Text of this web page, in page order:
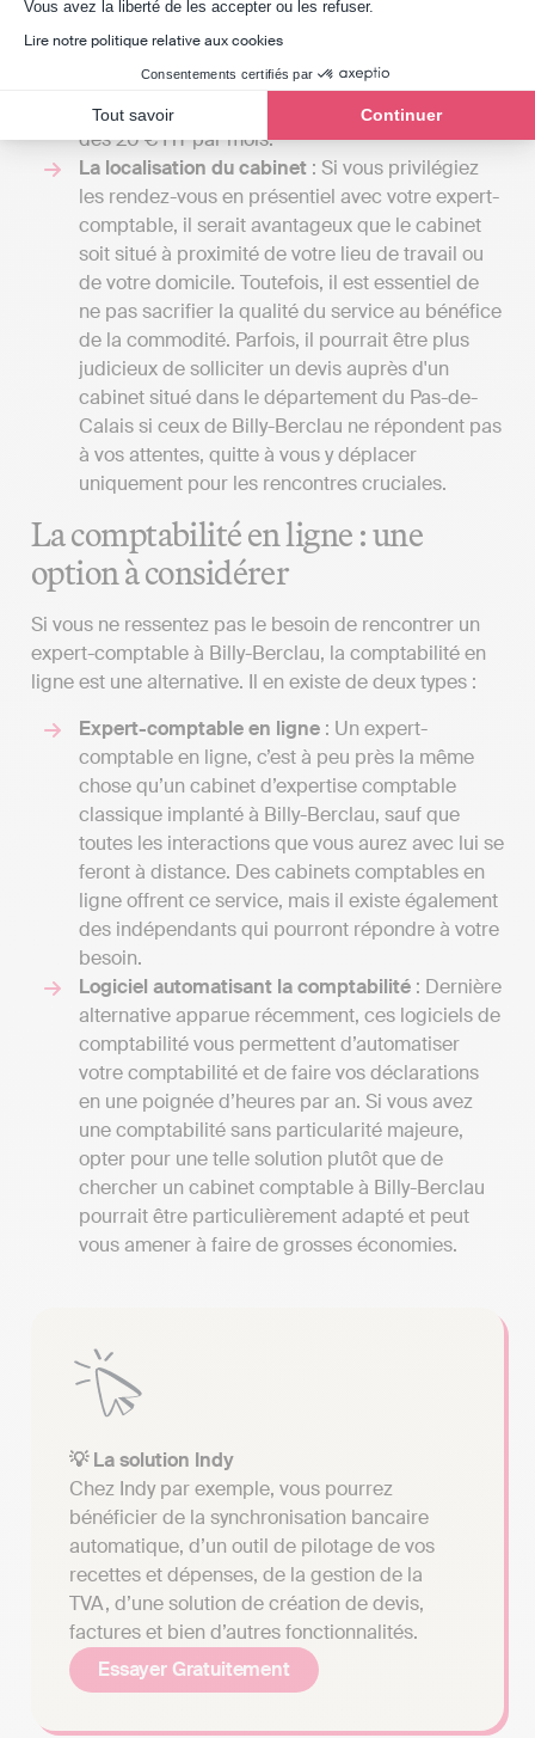
Vous avez la liberté de les accepter ou les refuser.
Lire notre politique relative aux cookies
Consentements certifiés par
Tout savoir Continuer
l'établissement d’un budget prévisionnel. Avec
Indy, vous pouvez tenir votre comptabilité et
transmettre vos déclarations fiscales en ligne
dès 20 € HT par mois.
La localisation du cabinet : Si vous privilégiez
les rendez-vous en présentiel avec votre expert-
comptable, il serait avantageux que le cabinet
soit situé à proximité de votre lieu de travail ou
de votre domicile. Toutefois, il est essentiel de
ne pas sacrifier la qualité du service au bénéfice
de la commodité. Parfois, il pourrait être plus
judicieux de solliciter un devis auprès d'un
cabinet situé dans le département du Pas-de-
Calais si ceux de Billy-Berclau ne répondent pas
à vos attentes, quitte à vous y déplacer
uniquement pour les rencontres cruciales.
La comptabilité en ligne : une
option à considérer
Si vous ne ressentez pas le besoin de rencontrer un
expert-comptable à Billy-Berclau, la comptabilité en
ligne est une alternative. Il en existe de deux types :
Expert-comptable en ligne : Un expert-
comptable en ligne, c’est à peu près la même
chose qu’un cabinet d’expertise comptable
classique implanté à Billy-Berclau, sauf que
toutes les interactions que vous aurez avec lui se
feront à distance. Des cabinets comptables en
ligne offrent ce service, mais il existe également
des indépendants qui pourront répondre à votre
besoin.
Logiciel automatisant la comptabilité : Dernière
alternative apparue récemment, ces logiciels de
comptabilité vous permettent d’automatiser
votre comptabilité et de faire vos déclarations
en une poignée d’heures par an. Si vous avez
une comptabilité sans particularité majeure,
opter pour une telle solution plutôt que de
chercher un cabinet comptable à Billy-Berclau
pourrait être particulièrement adapté et peut
vous amener à faire de grosses économies.
💡 La solution Indy
Chez Indy par exemple, vous pourrez
bénéficier de la synchronisation bancaire
automatique, d’un outil de pilotage de vos
recettes et dépenses, de la gestion de la
TVA, d’une solution de création de devis,
factures et bien d’autres fonctionnalités.
Essayer Gratuitement